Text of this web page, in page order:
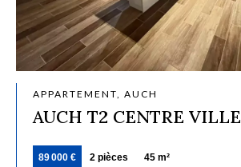
APPARTEMENT, AUCH
AUCH T2 CENTRE VILLE
89 000 € 2 pièces 45 m²